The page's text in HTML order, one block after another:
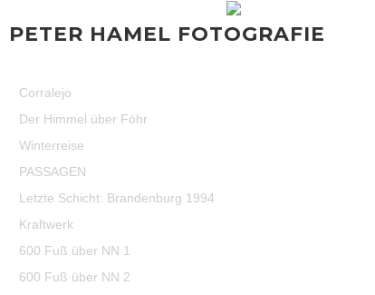
PETER HAMEL FOTOGRAFIE
Corralejo
Der Himmel über Föhr
Winterreise
PASSAGEN
Letzte Schicht: Brandenburg 1994
Kraftwerk
600 Fuß über NN 1
600 Fuß über NN 2